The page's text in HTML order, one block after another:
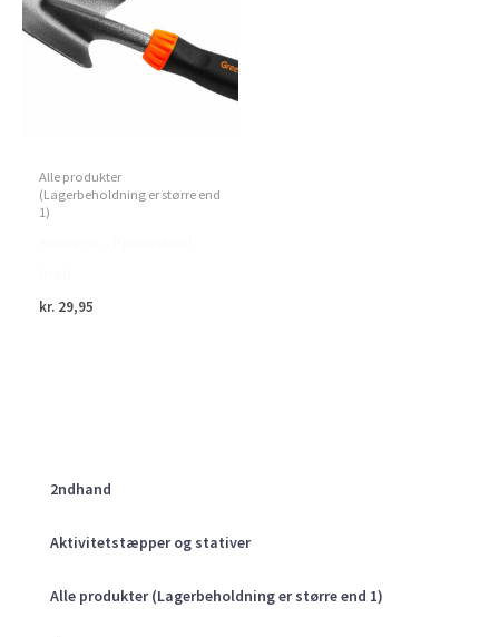
2ndhand
Aktivitetstæpper og stativer
Alle produkter (Lagerbeholdning er større end 1)
Alle produkter
(Lagerbeholdning er større end
1)
kr. 29,95